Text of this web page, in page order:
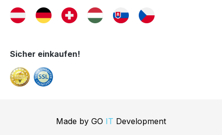
Sicher einkaufen!
Made by GO IT Development